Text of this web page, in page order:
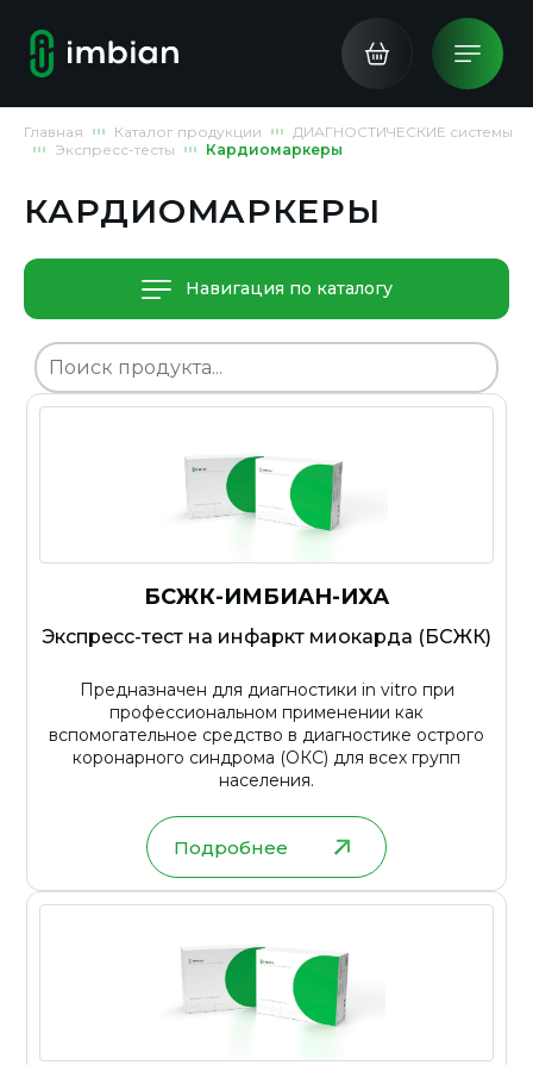
Главная Каталог продукции
ДИАГНОСТИЧЕСКИЕ системы
Экспресс-тесты
Кардиомаркеры
КАРДИОМАРКЕРЫ
Навигация по каталогу
БСЖК-ИМБИАН-ИХА
Экспресс-тест на инфаркт миокарда (БСЖК)
Предназначен для диагностики in vitro при
профессиональном применении как
вспомогательное средство в диагностике острого
коронарного синдрома (ОКС) для всех групп
населения.
Подробнее